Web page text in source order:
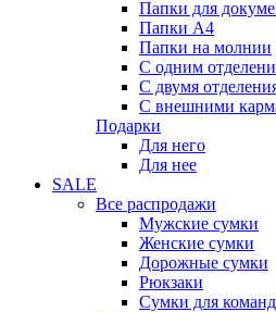
Папки для
Папки А4
Папки на молнии
С одним
С двумя
С внешними
Подарки
Для него
Для нее
SALE
Все распродажи
Мужские сумки
Женские сумки
Дорожные сумки
Рюкзаки
Сумки для